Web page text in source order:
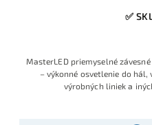
✅
MasterLED priemyselné
– výkonné osvetlenie do
výrobných liniek a